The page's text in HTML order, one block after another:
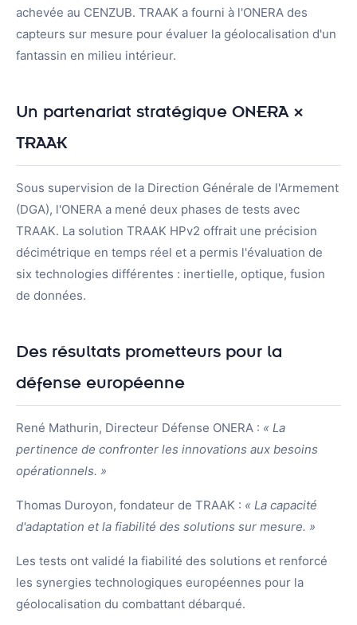
MMD01
PIXYS 3D
TRAAK-R & TRAAK-S
Ressources
Actualités
Contact
achevée au CENZUB. TRAAK a fourni à l'ONERA des
capteurs sur mesure pour évaluer la géolocalisation d'un
fantassin en milieu intérieur.
Un partenariat stratégique ONERA ×
TRAAK
Sous supervision de la Direction Générale de l'Armement
(DGA), l'ONERA a mené deux phases de tests avec
TRAAK. La solution TRAAK HPv2 offrait une précision
décimétrique en temps réel et a permis l'évaluation de
six technologies différentes : inertielle, optique, fusion
de données.
Des résultats prometteurs pour la
défense européenne
René Mathurin, Directeur Défense ONERA : « La
pertinence de confronter les innovations aux besoins
opérationnels. »
Thomas Duroyon, fondateur de TRAAK : « La capacité
d'adaptation et la fiabilité des solutions sur mesure. »
Les tests ont validé la fiabilité des solutions et renforcé
les synergies technologiques européennes pour la
géolocalisation du combattant débarqué.